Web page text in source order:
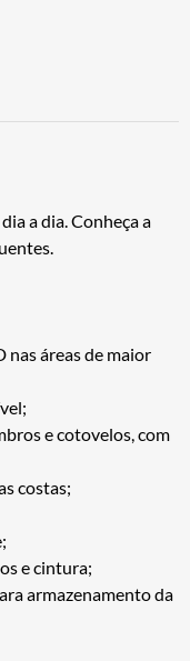
a dia. Conheça a
nas áreas de maior
e cotovelos, com
costas;
e cintura;
armazenamento da